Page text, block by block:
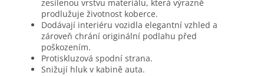
zesílenou vrstvu materiálu, která výrazně
prodlužuje životnost koberce.
Dodávají interiéru vozidla elegantní vzhled a
zároveň chrání originální podlahu před
poškozením.
Protiskluzová spodní strana.
Snižují hluk v kabině auta.